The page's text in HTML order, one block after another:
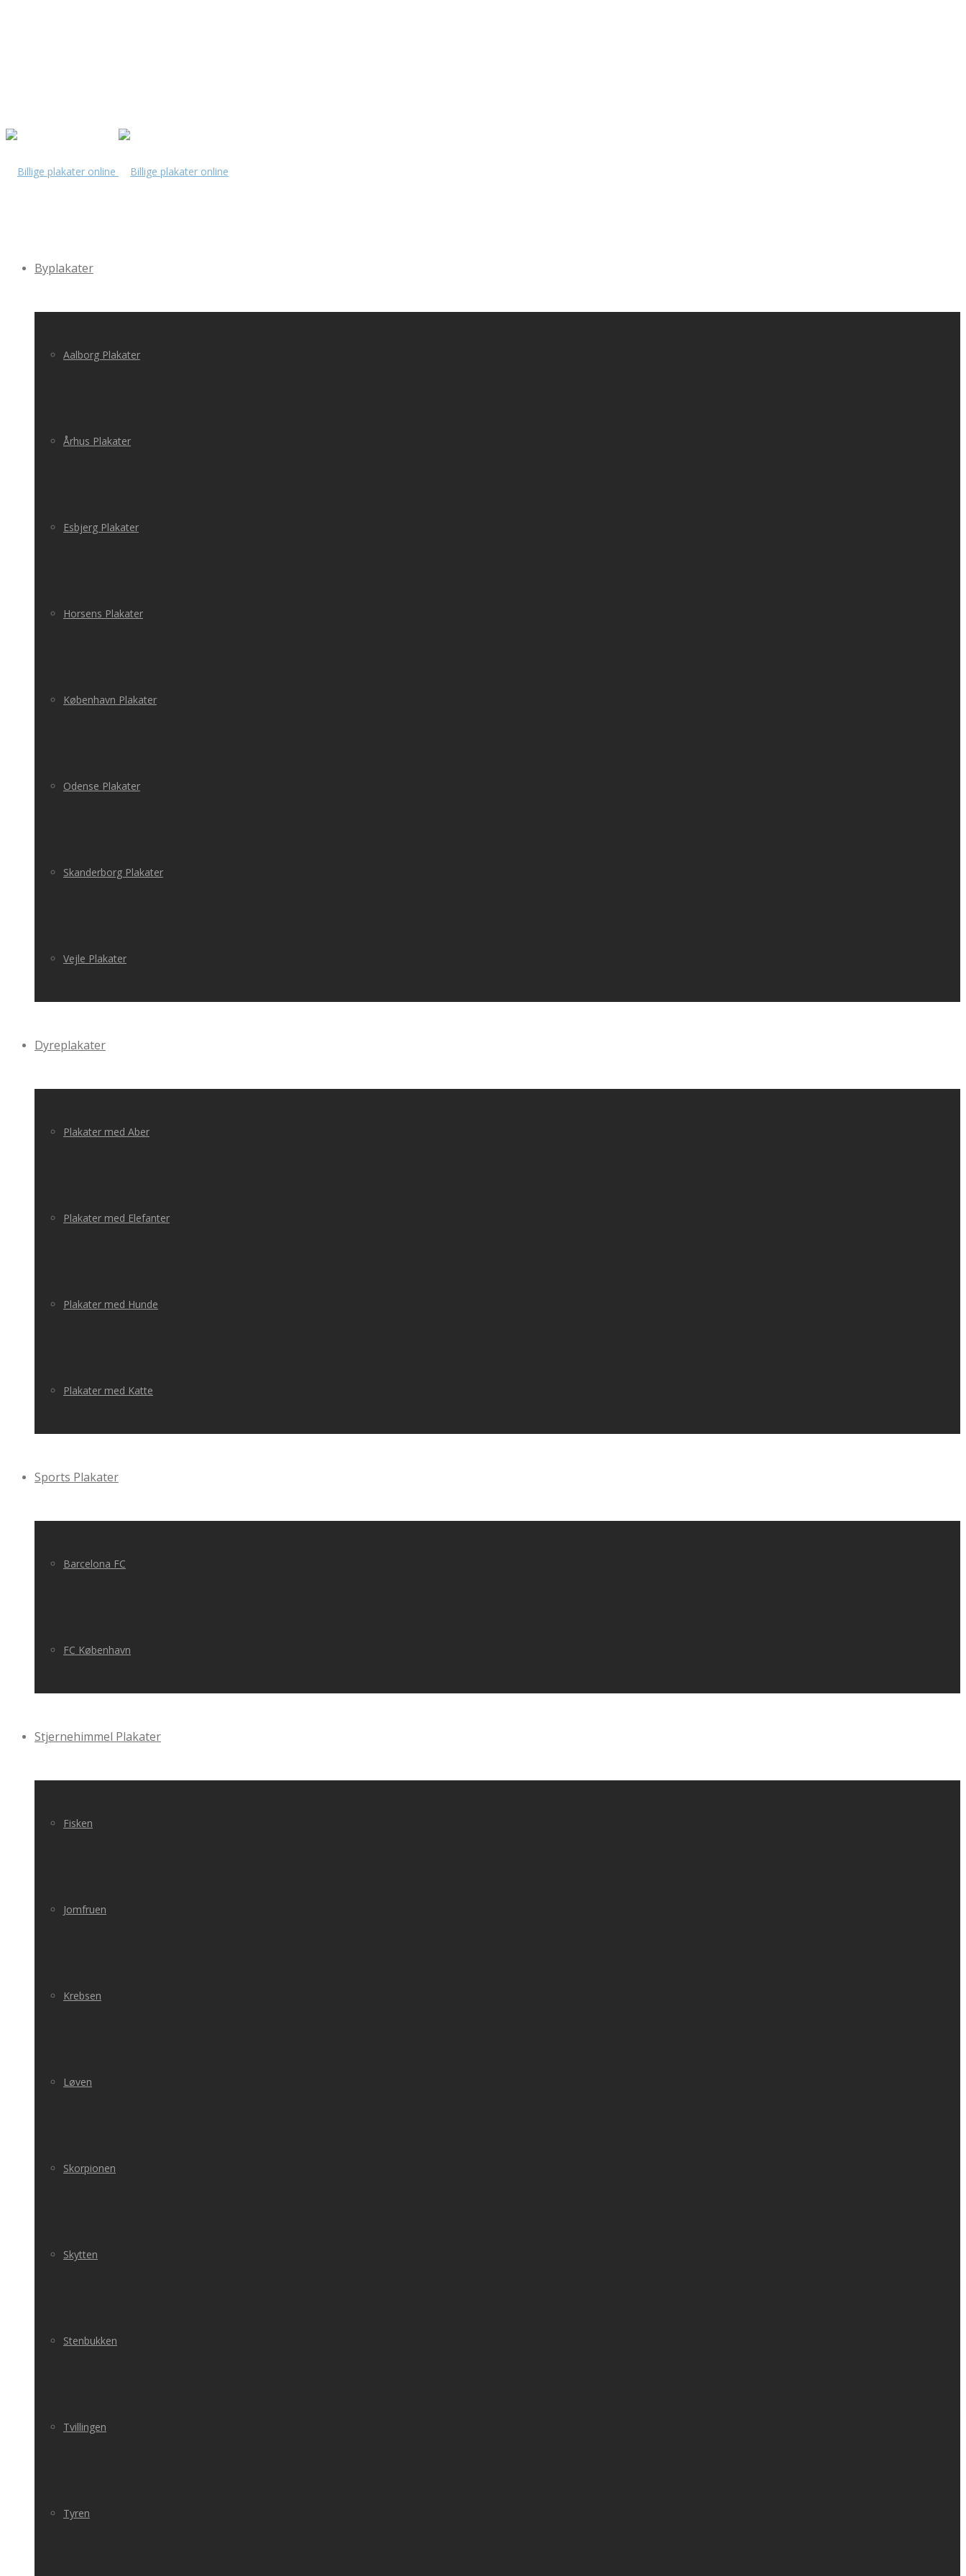
Byplakater
Aalborg Plakater
Århus Plakater
Esbjerg Plakater
Horsens Plakater
København Plakater
Odense Plakater
Skanderborg Plakater
Vejle Plakater
Dyreplakater
Plakater med Aber
Plakater med Elefanter
Plakater med Hunde
Plakater med Katte
Sports Plakater
Barcelona FC
FC København
Stjernehimmel Plakater
Fisken
Jomfruen
Krebsen
Løven
Skorpionen
Skytten
Stenbukken
Tvillingen
Tyren